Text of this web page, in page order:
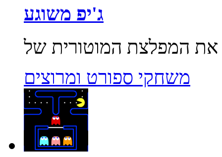
ג'יפ משוגע
משחקי ספורט ומרוצים